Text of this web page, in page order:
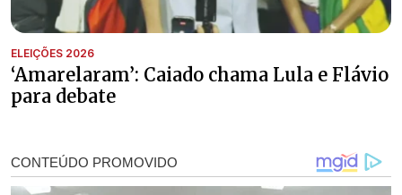
ELEIÇÕES 2026
‘Amarelaram’: Caiado chama Lula e Flávio
para debate